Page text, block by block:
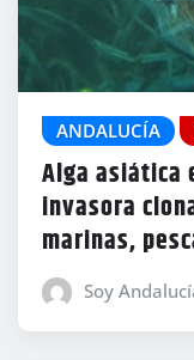
ANDALUCÍA
Alga asiática
invasora
marinas,
Soy